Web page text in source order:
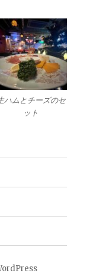
ハムとチーズのセ
ット